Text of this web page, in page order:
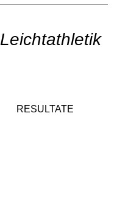
Leichtathletik
RESULTATE